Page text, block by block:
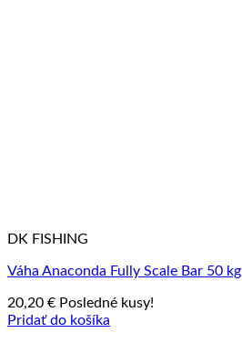
DK FISHING
Váha Anaconda Fully Scale Bar 50 kg
20,20 € Posledné kusy!
Pridať do košíka